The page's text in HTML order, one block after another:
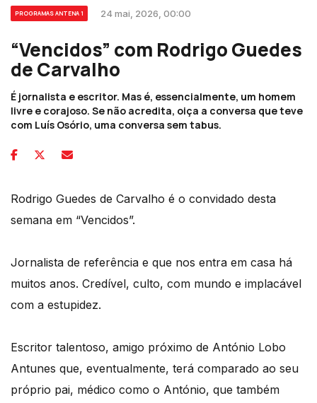
PROGRAMAS ANTENA 1 24 mai, 2026, 00:00
“Vencidos” com Rodrigo Guedes
de Carvalho
É jornalista e escritor. Mas é, essencialmente, um homem
livre e corajoso. Se não acredita, oiça a conversa que teve
com Luís Osório, uma conversa sem tabus.
Rodrigo Guedes de Carvalho é o convidado desta
semana em “Vencidos”.
Jornalista de referência e que nos entra em casa há
muitos anos. Credível, culto, com mundo e implacável
com a estupidez.
Escritor talentoso, amigo próximo de António Lobo
Antunes que, eventualmente, terá comparado ao seu
próprio pai, médico como o António, que também